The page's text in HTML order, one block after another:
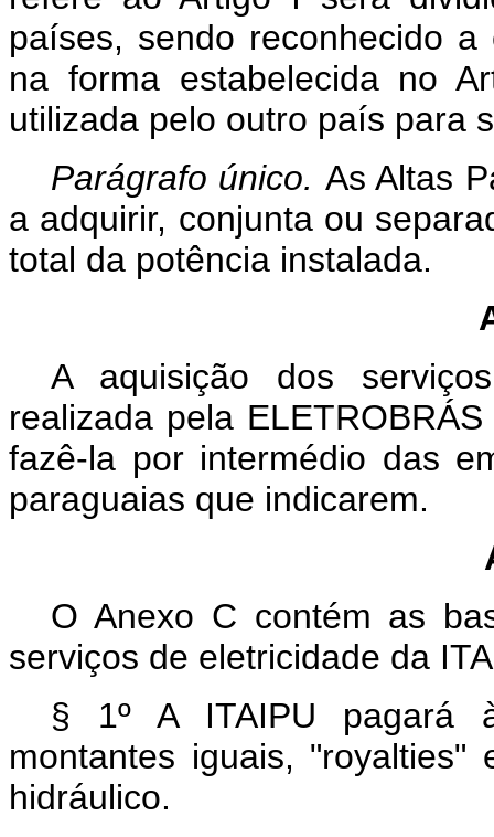
países, sendo reconhecido
na forma estabelecida no
utilizada pelo outro país para
Parágrafo único. As Altas
a adquirir, conjunta ou
total da potência instalada.
A aquisição dos
realizada pela
fazê-la por intermédio das
paraguaias que indicarem.
O Anexo C contém as
serviços de eletricidade da
§ 1º A ITAIPU pagará
montantes iguais,
hidráulico.